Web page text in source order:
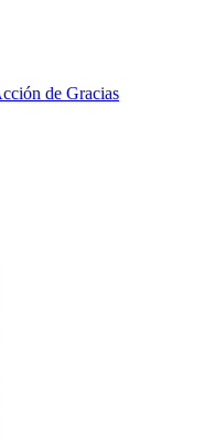
de Gracias